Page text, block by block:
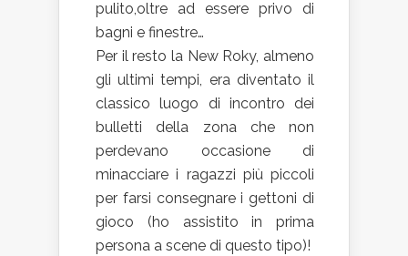
pulito,oltre ad essere privo di
bagni e finestre…
Per il resto la New Roky, almeno
gli ultimi tempi, era diventato il
classico luogo di incontro dei
bulletti della zona che non
perdevano occasione di
minacciare i ragazzi più piccoli
per farsi consegnare i gettoni di
gioco (ho assistito in prima
persona a scene di questo tipo)!